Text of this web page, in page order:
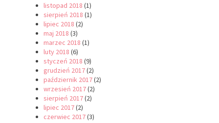
listopad 2018 (1)
sierpień 2018 (1)
lipiec 2018 (2)
maj 2018 (3)
marzec 2018 (1)
luty 2018 (6)
styczeń 2018 (9)
grudzień 2017(2)
październik 2017(2)
wrzesień 2017(2)
sierpień 2017(2)
lipiec 2017(2)
czerwiec 2017(3)